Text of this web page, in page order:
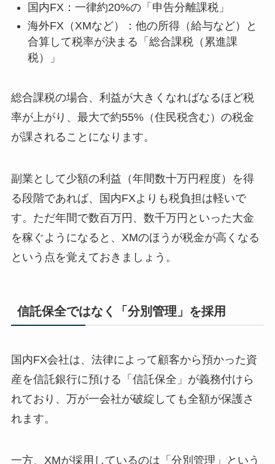
国内FX：一律約20%の「申告分離課税」
海外FX（XMなど）：他の所得（給与など）と
合算して税率が決まる「総合課税（累進課
税）」
総合課税の場合、利益が大きくなればなるほど税
率が上がり、最大で約55%（住民税含む）の税金
が課されることになります。
副業として少額の利益（年間数十万円程度）を得
る段階であれば、国内FXよりも税負担は軽いで
す。ただ年間で数百万円、数千万円といった大金
を稼ぐようになると、XMのほうが税金が高くなる
という点を覚えておきましょう。
信託保全ではなく「分別管理」を採用
国内FX会社は、法律によって顧客から預かった資
産を信託銀行に預ける「信託保全」が義務付けら
れており、万が一会社が破綻しても全額が保護さ
れます。
一方、XMが採用しているのは「分別管理」という